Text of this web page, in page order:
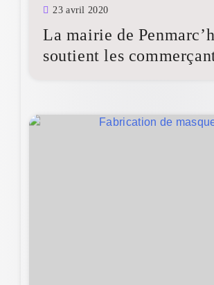
23 avril 2020
La mairie de Penmarc’h
soutient les